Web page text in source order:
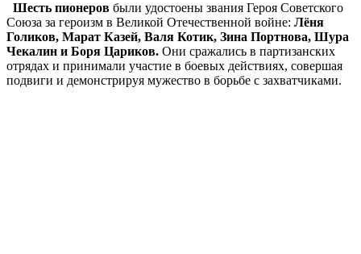
Шесть пионеров были удостоены звания Героя Советского
Союза за героизм в Великой Отечественной войне: Лёня
Голиков, Марат Казей, Валя Котик, Зина Портнова, Шура
Чекалин и Боря Цариков. Они сражались в партизанских
отрядах и принимали участие в боевых действиях, совершая
подвиги и демонстрируя мужество в борьбе с захватчиками.